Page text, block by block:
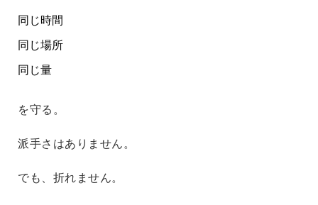
同じ時間
同じ場所
同じ量
を守る。
派手さはありません。
でも、折れません。